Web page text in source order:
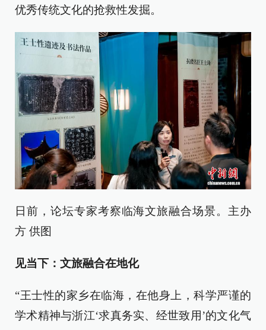
优秀传统文化的抢救性发掘。
日前，论坛专家考察临海文旅融合场景。主办
方 供图
见当下：文旅融合在地化
“王士性的家乡在临海，在他身上，科学严谨的
学术精神与浙江‘求真务实、经世致用’的文化气